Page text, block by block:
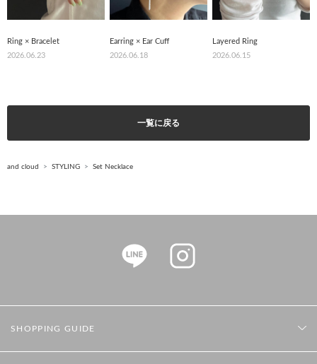
Ring × Bracelet
2026.06.23
Earring × Ear Cuff
2026.06.18
Layered Ring
2026.06.15
一覧に戻る
and cloud STYLING Set Necklace
SHOPPING GUIDE